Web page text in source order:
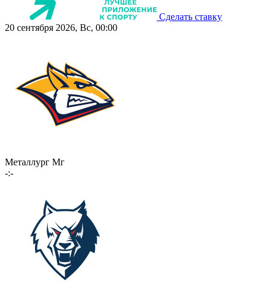
Сделать ставку
20 сентября 2026, Вс, 00:00
Металлург Мг
-:-